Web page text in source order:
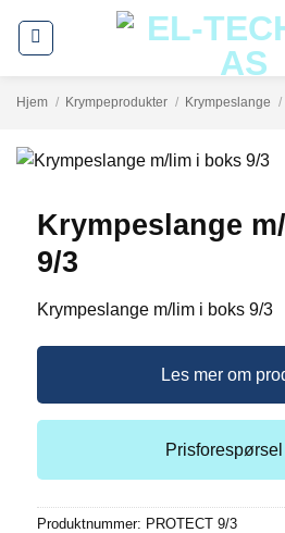
Hjem / Krympeprodukter / Krympeslange /
Krympeslange
9/3
Krympeslange m/lim i boks 9/3
Les mer om
Prisforespørsel
Produktnummer: PROTECT 9/3